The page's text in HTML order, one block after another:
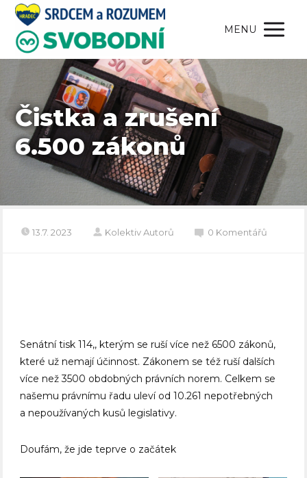
MENU
Čistka a zrušení
6.500 zákonů
13.7. 2023 Kolektiv Autorů 0 Komentářů
Senátní tisk 114,, kterým se ruší více než 6500 zákonů,
které už nemají účinnost. Zákonem se též ruší dalších
více než 3500 obdobných právních norem. Celkem se
našemu právnímu řadu uleví od 10.261 nepotřebných
a nepoužívaných kusů legislativy.
Doufám, že jde teprve o začátek